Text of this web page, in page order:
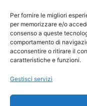
Per fornire le migliori
per memorizzare e/o
consenso a queste
comportamento di
acconsentire o ritirare il
caratteristiche e funzioni.
Gestisci servizi
Vedi storico